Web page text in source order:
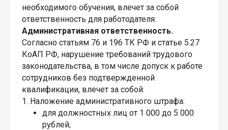
необходимого обучения, влечет за собой
ответственность для работодателя:
Административная ответственность.
Согласно статьям 76 и 196 ТК РФ и статье 5.27
КоАП РФ, нарушение требований трудового
законодательства, в том числе допуск к работе
сотрудников без подтвержденной
квалификации, влечет за собой:
1. Наложение административного штрафа:
для должностных лиц от 1 000 до 5 000
рублей;